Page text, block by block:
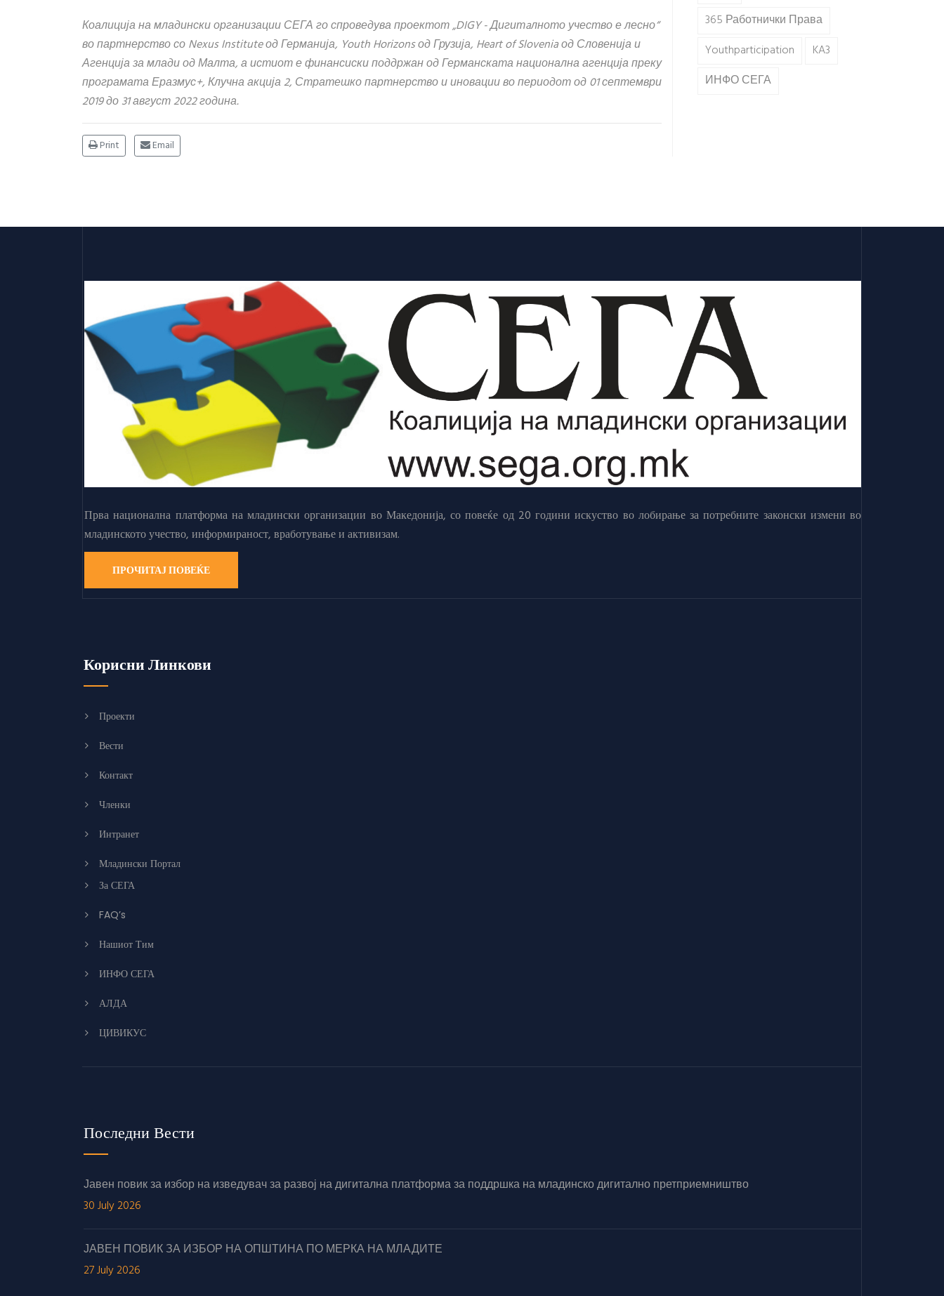
Коалиција на младински организации СЕГА го спроведува проектот „DIGY - Дигитaлното учество е лесно“
во партнерство со Nexus Institute од Германија, Youth Horizons од Грузија, Heart of Slovenia од Словенија и
Агенција за млади од Малта, а истиот е финансиски поддржан од Германската национална агенција преку
програмата Еразмус+, Клучна акција 2, Стратешко партнерство и иновации во периодот од 01 септември
2019 до 31 август 2022 година.
Print Email
365 Работнички Права
Youthparticipation
KA3
ИНФО СЕГА
Прва национална платформа на младински организации во Македонија, со повеќе од 20 години искуство во лобирање за потребните законски измени во
младинското учество, информираност, вработување и активизам.
ПРОЧИТАЈ ПОВЕЌЕ
Корисни Линкови
Проекти
Вести
Контакт
Членки
Интранет
Младински Портал
За СЕГА
FAQ’s
Нашиот Тим
ИНФО СЕГА
АЛДА
ЦИВИКУС
Последни Вести
Јавен повик за избор на изведувач за развој на дигитална платформа за поддршка на младинско дигитално претприемништво
30 July 2026
ЈАВЕН ПОВИК ЗА ИЗБОР НА ОПШТИНА ПО МЕРКА НА МЛАДИТЕ
27 July 2026